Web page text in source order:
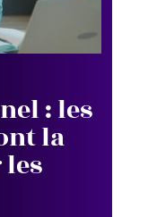
: les
la